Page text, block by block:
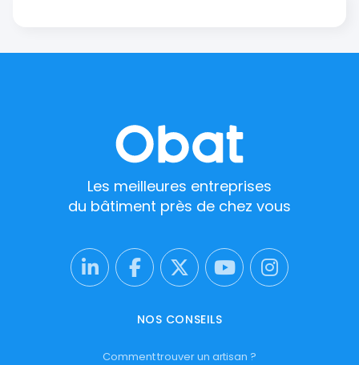
Les meilleures entreprises
du bâtiment près de chez vous
NOS CONSEILS
Comment trouver un artisan ?